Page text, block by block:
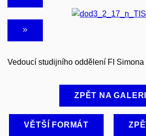
Vedoucí studijního oddělení FI Simona
ZPĚT NA GALERII
VĚTŠÍ FORMÁT